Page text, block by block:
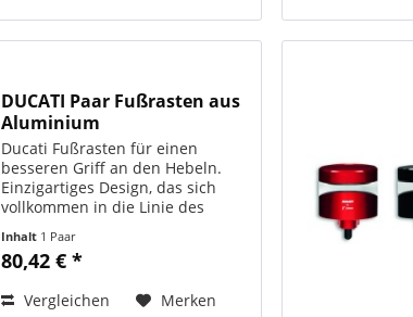
DUCATI Paar Fußrasten aus
Aluminium
Ducati Fußrasten für einen
besseren Griff an den Hebeln.
Einzigartiges Design, das sich
vollkommen in die Linie des
in Zusammenarbeit mit Rizoma.
ORIGINAL DUCATI PERFORMANCE
Inhalt 1 Paar
80,42 € *
Vergleichen Merken